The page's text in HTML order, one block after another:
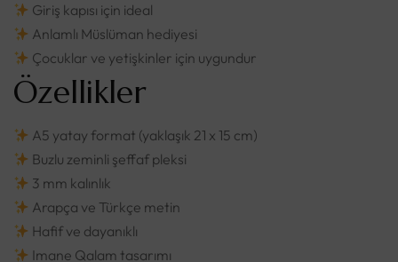
Giriş kapısı için ideal
Anlamlı Müslüman hediyesi
Çocuklar ve yetişkinler için uygundur
Özellikler
A5 yatay format (yaklaşık 21 x 15 cm)
Buzlu zeminli şeffaf pleksi
3 mm kalınlık
Arapça ve Türkçe metin
Hafif ve dayanıklı
Imane Qalam tasarımı